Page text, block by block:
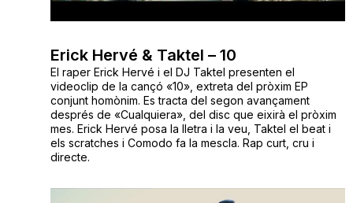
Erick Hervé & Taktel – 10
El raper Erick Hervé i el DJ Taktel presenten el
videoclip de la cançó «10», extreta del pròxim EP
conjunt homònim. Es tracta del segon avançament
després de «Cualquiera», del disc que eixirà el pròxim
mes. Erick Hervé posa la lletra i la veu, Taktel el beat i
els scratches i Comodo fa la mescla. Rap curt, cru i
directe.